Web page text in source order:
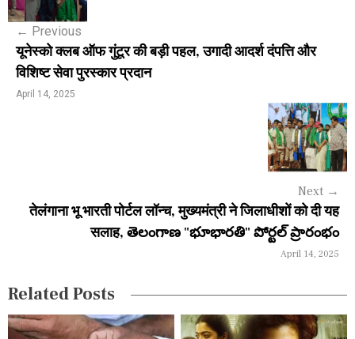
s
n
a
o
n
← Previous
यूनेस्को क्लब ऑफ गुंटूर की बड़ी पहल, उगादी आदर्श दंपत्ति और
विशिष्ट सेवा पुरस्कार प्रदान
April 14, 2025
Next →
तेलंगाना भू भारती पोर्टल लॉन्च, मुख्यमंत्री ने जिलाधीशों को दी यह
सलाह, తెలంగాణ "భూభారతి" పోర్టల్ ప్రారంభం
April 14, 2025
Related Posts